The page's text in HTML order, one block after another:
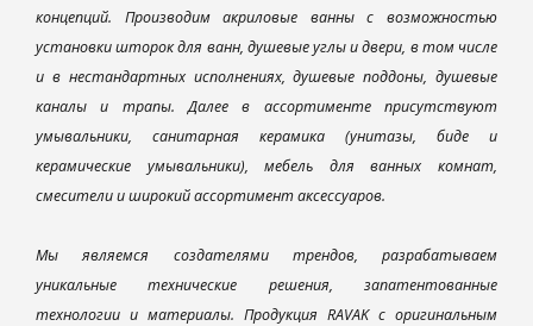
концепций. Производим акриловые ванны с возможностью
установки шторок для ванн, душевые углы и двери, в том числе
и в нестандартных исполнениях, душевые поддоны, душевые
каналы и трапы. Далее в ассортименте присутствуют
умывальники, санитарная керамика (унитазы, биде и
керамические умывальники), мебель для ванных комнат,
смесители и широкий ассортимент аксессуаров.
Мы являемся создателями трендов, разрабатываем
уникальные технические решения, запатентованные
технологии и материалы. Продукция RAVAK с оригинальным